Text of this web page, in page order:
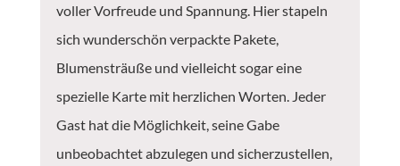
voller Vorfreude und Spannung. Hier stapeln
sich wunderschön verpackte Pakete,
Blumensträuße und vielleicht sogar eine
spezielle Karte mit herzlichen Worten. Jeder
Gast hat die Möglichkeit, seine Gabe
unbeobachtet abzulegen und sicherzustellen,